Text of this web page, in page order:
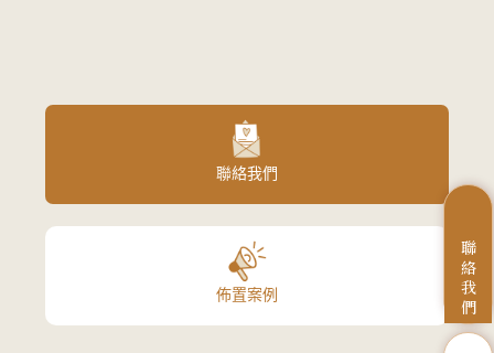
聯
絡
我
們
聯絡我們
佈置案例